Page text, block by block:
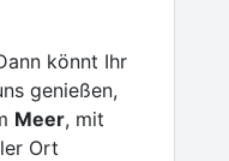
könnt Ihr
genießen,
Meer, mit
Ort